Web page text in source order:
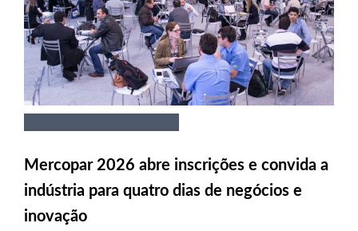
Mercopar 2026 abre inscrições e convida a
indústria para quatro dias de negócios e
inovação